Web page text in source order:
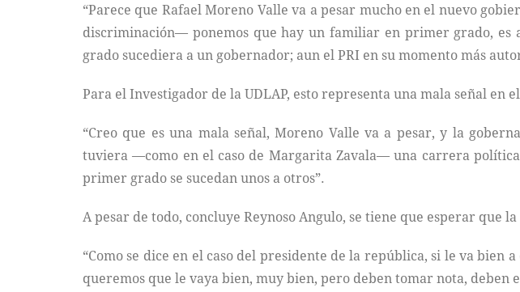
“Parece que Rafael Moreno Valle va a pesar mucho en el nuevo
discriminación— ponemos que hay un familiar en primer grado,
grado sucediera a un gobernador; aun el PRI en su momento más
Para el Investigador de la UDLAP, esto representa una mala señal en
“Creo que es una mala señal, Moreno Valle va a pesar, y la
tuviera —como en el caso de Margarita Zavala— una carrera
primer grado se sucedan unos a otros”.
A pesar de todo, concluye Reynoso Angulo, se tiene que esperar que
“Como se dice en el caso del presidente de la república, si le va
queremos que le vaya bien, muy bien, pero deben tomar nota, deben